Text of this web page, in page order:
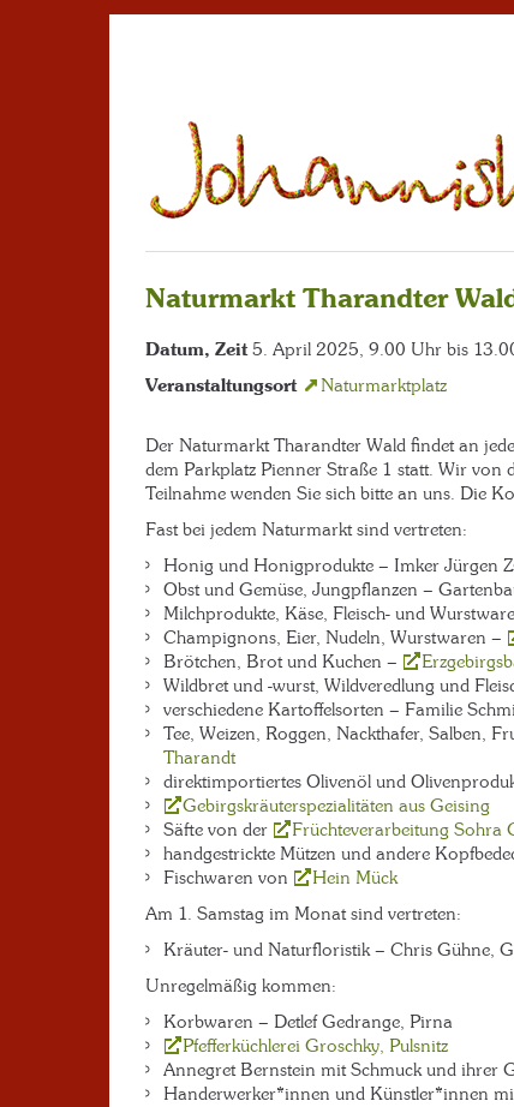
Naturmarkt Tharandter
Datum, Zeit5. April 2025, 9.00 Uhr bis
Veranstaltungsort Naturmarktplatz
Der Naturmarkt Tharandter Wald findet an
dem Parkplatz Pienner Straße 1 statt. Wir
Teilnahme wenden Sie sich bitte an uns. Die
Fast bei jedem Naturmarkt sind vertreten:
Honig und Honigprodukte – Imker Jürgen
Obst und Gemüse, Jungpflanzen –
Milchprodukte, Käse, Fleisch- und
Champignons, Eier, Nudeln, Wurstwaren –
Brötchen, Brot und Kuchen –
Wildbret und -wurst, Wildveredlung und
verschiedene Kartoffelsorten – Familie
Tee, Weizen, Roggen, Nackthafer, Salben,
Tharandt
direktimportiertes Olivenöl und
Gebirgskräuterspezialitäten aus Geising
Säfte von der
Früchteverarbeitung Sohra
handgestrickte Mützen und andere
Fischwaren von
Hein Mück
Am 1. Samstag im Monat sind vertreten:
Kräuter- und Naturfloristik – Chris Gühne,
Unregelmäßig kommen:
Korbwaren – Detlef Gedrange, Pirna
Pfefferküchlerei Groschky, Pulsnitz
Annegret Bernstein mit Schmuck und ihrer
Handerwerker*innen und Künstler*innen